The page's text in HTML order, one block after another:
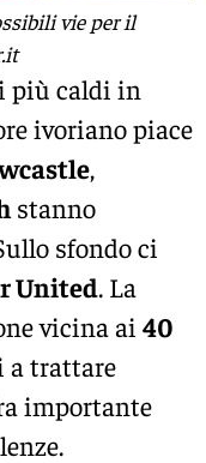
vie per il
più caldi in
ivoriano piace
,
stanno
sfondo ci
United. La
vicina ai 40
a trattare
importante